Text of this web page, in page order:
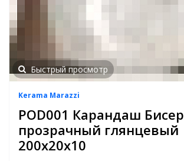
Быстрый просмотр
Kerama Marazzi
POD001 Карандаш Бисер
прозрачный глянцевый
200х20х10